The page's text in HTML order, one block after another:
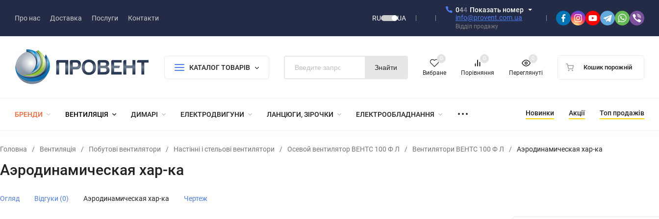
Про нас Доставка Послуги Контакти RU UA
044 Показать номер
info@provent.com.ua
Відділ продажу
КАТАЛОГ ТОВАРІВ Знайти
Вибране
0
Порівняння
0
Переглянуті
0
Кошик порожній
БРЕНДИ ВЕНТИЛЯЦІЯ ДИМАРІ ЕЛЕКТРОДВИГУНИ ЛАНЦЮГИ, ЗІРОЧКИ ЕЛЕКТРООБЛАДНАННЯ Новинки Акції Топ продажів
Головна / Вентиляція / Побутові вентилятори / Настінні і стельові вентилятори / Осевой вентилятор ВЕНТС 100 Ф Л / Вентилятори ВЕНТС 100 Ф Л / Аэродинамическая хар-ка
Аэродинамическая хар-ка
Огляд Відгуки (0) Аэродинамическая хар-ка Чертеж